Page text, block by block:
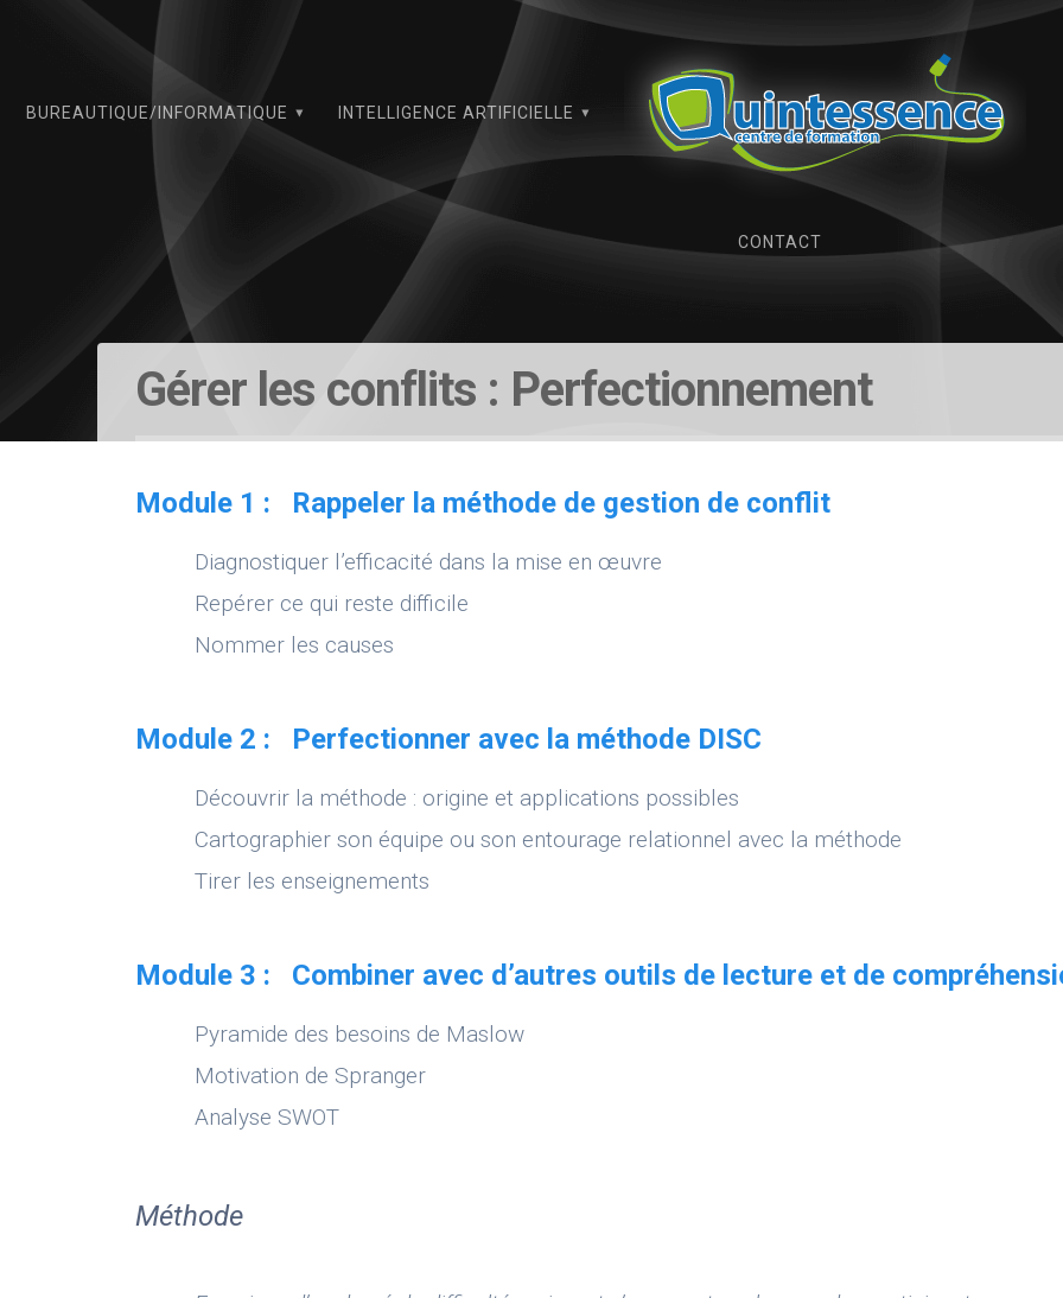
BUREAUTIQUE/INFORMATIQUE INTELLIGENCE ARTIFICIELLE
CONTACT
Gérer les conflits : Perfectionnement
Module 1 : Rappeler la méthode de gestion de conflit
Diagnostiquer l’efficacité dans la mise en œuvre
Repérer ce qui reste difficile
Nommer les causes
Module 2 : Perfectionner avec la méthode DISC
Découvrir la méthode : origine et applications possibles
Cartographier son équipe ou son entourage relationnel avec la méthode
Tirer les enseignements
Module 3 : Combiner avec d’autres outils de lecture et de
Pyramide des besoins de Maslow
Motivation de Spranger
Analyse SWOT
Méthode